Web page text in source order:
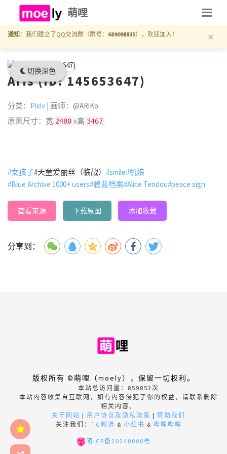
切换深色
萌哩
通知 ：我们建立了QQ交流群（群号： 689098835），欢迎加入！ ×
Aris (ID: 145653647)
分类： Pixiv | 画师：@ARiKo
原图尺寸：宽 2480 x高 3467
#女孩子#天童爱丽丝（临战） #smile#机娘
#Blue Archive 1000+ users#碧蓝档案#Alice Tendou#peace sign
查看来源 下载原图 添加收藏
分享到：
版权所有 ©萌哩（moely），保留一切权利。
本站总访问量： 859852次
本站内容收集自互联网，如有内容侵犯了你的权益，请联系删除
相关内容。
关于网站 | 用户协议及隐私政策 | 赞助我们
关注我们： TG频道 & 小红书 & 哔哩哔哩
萌ICP备20240000号